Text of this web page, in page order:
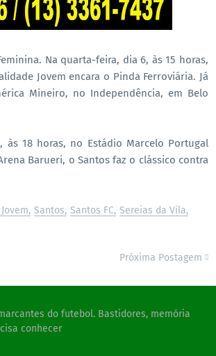
Na quarta-feira, dia 6, às 15 horas,
Jovem encara o Pinda Ferroviária. Já
Mineiro, no Independência, em Belo
às 18 horas, no Estádio Marcelo Portugal
Barueri, o Santos faz o clássico contra
Santos Santos FC Sereias da Vila
Próxima Postagem
do futebol. Bastidores, memória
conhecer